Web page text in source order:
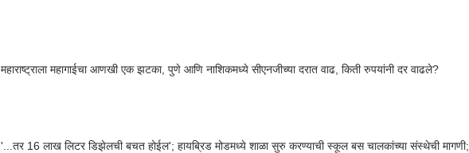
महाराष्ट्राला महागाईचा आणखी एक झटका, पुणे आणि नाशिकमध्ये सीएनजीच्या दरात वाढ, किती रुपयांनी दर वाढले?
'...तर 16 लाख लिटर डिझेलची बचत होईल'; हायब्रिड मोडमध्ये शाळा सुरु करण्याची स्कूल बस चालकांच्या संस्थेची मागणी;